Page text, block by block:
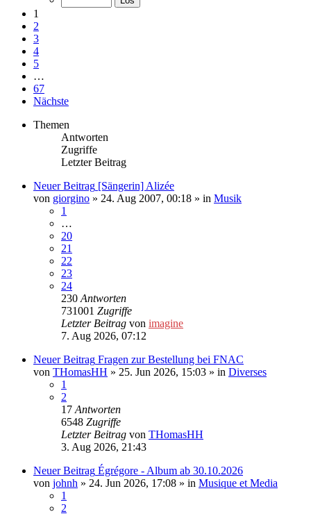
1
2
3
4
5
…
67
Nächste
Themen
Antworten
Zugriffe
Letzter Beitrag
Neuer Beitrag [Sängerin] Alizée
von giorgino » 24. Aug 2007, 00:18 » in Musik
1
…
20
21
22
23
24
230 Antworten
731001 Zugriffe
Letzter Beitrag von imagine
7. Aug 2026, 07:12
Neuer Beitrag Fragen zur Bestellung bei FNAC
von THomasHH » 25. Jun 2026, 15:03 » in Diverses
1
2
17 Antworten
6548 Zugriffe
Letzter Beitrag von THomasHH
3. Aug 2026, 21:43
Neuer Beitrag Égrégore - Album ab 30.10.2026
von johnh » 24. Jun 2026, 17:08 » in Musique et Media
1
2